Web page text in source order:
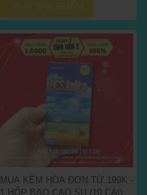
MUA SẢN PHẨM
MUA KÈM HÓA ĐƠN TỪ 199K -
1 HỘP BAO CAO SU (10 CÁI)